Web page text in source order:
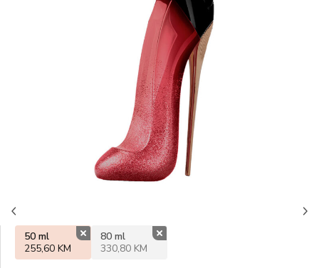
50 ml
255,60 KM
80 ml
330,80 KM